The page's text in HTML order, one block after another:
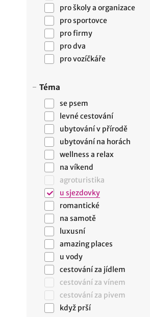
pro školy a organizace
pro sportovce
pro firmy
pro dva
pro vozíčkáře
Téma
se psem
levné cestování
ubytování v přírodě
ubytování na horách
wellness a relax
na víkend
agroturistika
u sjezdovky
romantické
na samotě
luxusní
amazing places
u vody
cestování za jídlem
cestování za vínem
cestování za pivem
když prší